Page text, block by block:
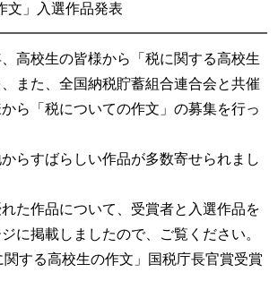
文」入選作品発表
高校生の皆様から「税に関する高校生
また、全国納税貯蓄組合連合会と共催
ら「税についての作文」の募集を行っ
らすばらしい作品が多数寄せられまし
た作品について、受賞者と入選作品を
に掲載しましたので、ご覧ください。
する高校生の作文」国税庁長官賞受賞